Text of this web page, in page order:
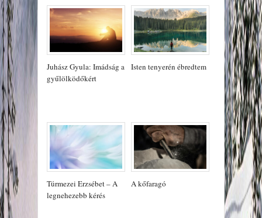
Juhász Gyula: Imádság a
gyűlölködőkért
Isten tenyerén ébredtem
Túrmezei Erzsébet – A
legnehezebb kérés
A kőfaragó